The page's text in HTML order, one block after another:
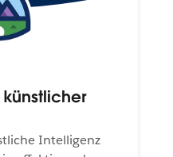
künstlicher
Intelligenz